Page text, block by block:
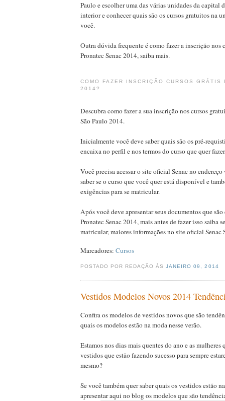
Paulo e escolher uma das várias unidades da capital
interior e conhecer quais são os cursos gratuitos na
você.
Outra dúvida frequente é como fazer a inscrição nos
Pronatec Senac 2014, saiba mais.
COMO FAZER INSCRIÇÃO CURSOS GRÁTIS
2014?
Descubra como fazer a sua inscrição nos cursos
São Paulo 2014.
Inicialmente você deve saber quais são os pré-
encaixa no perfil e nos termos do curso que quer
Você precisa acessar o site oficial Senac no
saber se o curso que você quer está disponível e
exigências para se matricular.
Após você deve apresentar seus documentos que
Pronatec Senac 2014, mais antes de fazer isso saiba
matricular, maiores informações no site oficial Senac
Marcadores: Cursos
POSTADO POR REDAÇÃO ÀSJANEIRO 09, 2014
Vestidos Modelos Novos 2014
Confira os modelos de vestidos novos que são
quais os modelos estão na moda nesse verão.
Estamos nos dias mais quentes do ano e as mulheres
vestidos que estão fazendo sucesso para sempre
mesmo?
Se você também quer saber quais os vestidos estão
apresentar aqui no blog os modelos que são